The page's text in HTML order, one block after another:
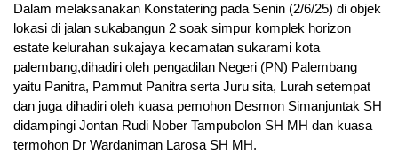
Dalam melaksanakan Konstatering pada Senin (2/6/25) di objek
lokasi di jalan sukabangun 2 soak simpur komplek horizon
estate kelurahan sukajaya kecamatan sukarami kota
palembang,dihadiri oleh pengadilan Negeri (PN) Palembang
yaitu Panitra, Pammut Panitra serta Juru sita, Lurah setempat
dan juga dihadiri oleh kuasa pemohon Desmon Simanjuntak SH
didampingi Jontan Rudi Nober Tampubolon SH MH dan kuasa
termohon Dr Wardaniman Larosa SH MH.